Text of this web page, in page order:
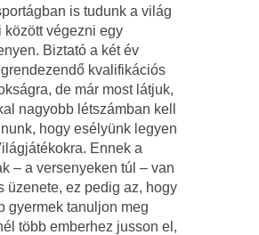
is tudunk a világ
között végezni egy
Biztató a két év
kvalifikációs
de már most látjuk,
nagyobb létszámban kell
hogy esélyünk legyen
Ennek a
– a versenyeken túl – van
üzenete, ez pedig az, hogy
gyermek tanuljon meg
több emberhez jusson el,